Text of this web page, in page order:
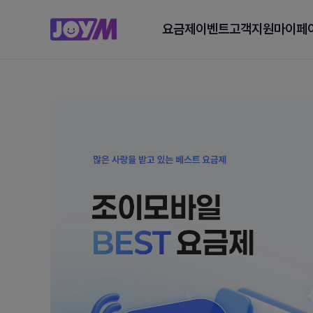
요금제 이벤트고객지원마이페